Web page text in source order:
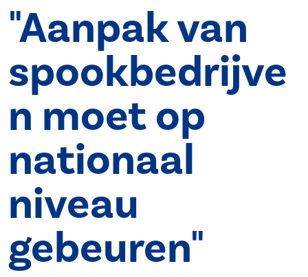
"Aanpak van
spookbedrijve
n moet op
nationaal
niveau
gebeuren"